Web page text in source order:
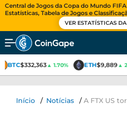
Central de Jogos da Copa do Mundo
Estatísticas, Tabela de Jogos e
VER ESTATÍSTICAS
BTC$332,363▲ 1.70% ETH$9,889▲
Início / Notícias /A FTX US